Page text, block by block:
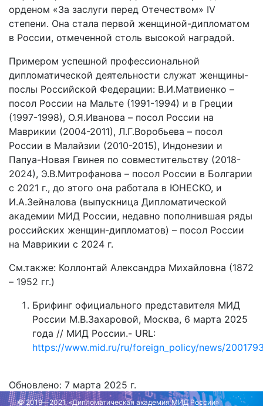
орденом «За заслуги перед Отечеством» IV
степени. Она стала первой женщиной-дипломатом
в России, отмеченной столь высокой наградой.
Примером успешной профессиональной
дипломатической деятельности служат женщины-
послы Российской Федерации: В.И.Матвиенко –
посол России на Мальте (1991-1994) и в Греции
(1997-1998), О.Я.Иванова – посол России на
Маврикии (2004-2011), Л.Г.Воробьева – посол
России в Малайзии (2010-2015), Индонезии и
Папуа-Новая Гвинея по совместительству (2018-
2024), Э.В.Митрофанова – посол России в Болгарии
с 2021 г., до этого она работала в ЮНЕСКО, и
И.А.Зейналова (выпускница Дипломатической
академии МИД России, недавно пополнившая ряды
российских женщин-дипломатов) – посол России
на Маврикии с 2024 г.
См.также: Коллонтай Александра Михайловна (1872
– 1952 гг.)
Брифинг официального представителя МИД
России М.В.Захаровой, Москва, 6 марта 2025
года // МИД России.- URL:
https://www.mid.ru/ru/foreign_policy/news/
Обновлено: 7 марта 2025 г.
© 2019—2021, «Дипломатическая академия МИД России»